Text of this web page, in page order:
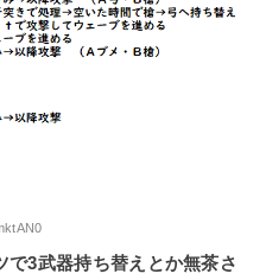
で3武器持ち替えとか無茶さ